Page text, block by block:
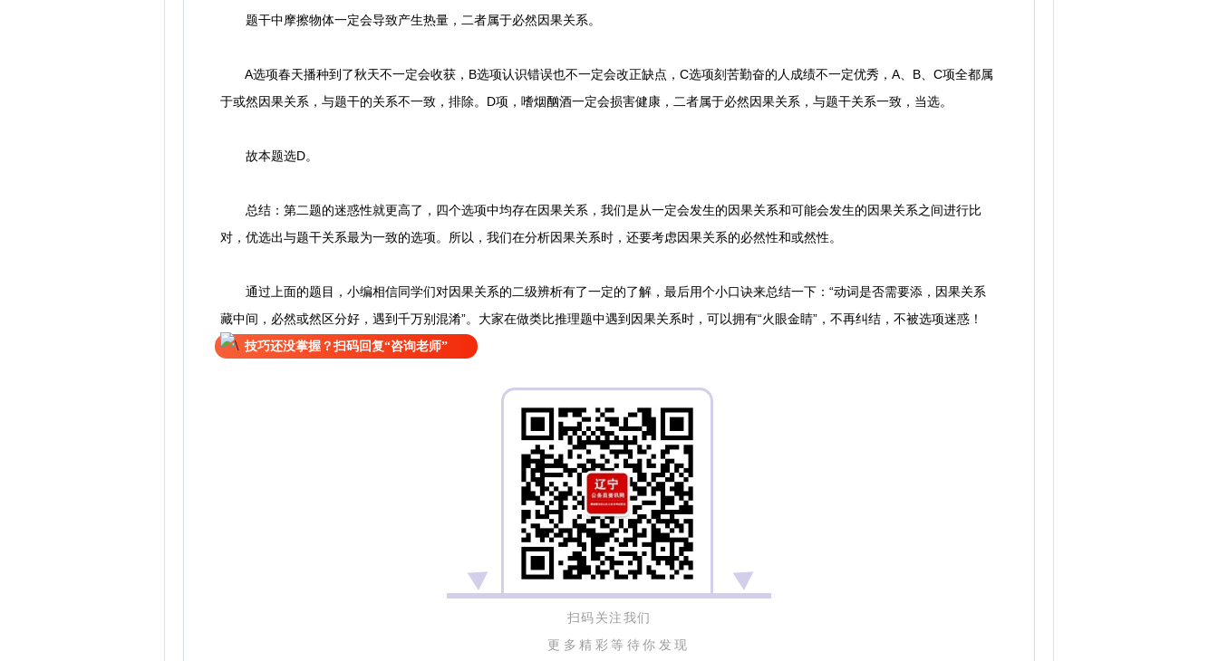
题干中摩擦物体一定会导致产生热量，二者属于必然因果关系。
A选项春天播种到了秋天不一定会收获，B选项认识错误也不一定会改正缺点，C选项刻苦勤奋的人成绩不一定优秀，A、B、C项全都属
于或然因果关系，与题干的关系不一致，排除。D项，嗜烟酗酒一定会损害健康，二者属于必然因果关系，与题干关系一致，当选。
故本题选D。
总结：第二题的迷惑性就更高了，四个选项中均存在因果关系，我们是从一定会发生的因果关系和可能会发生的因果关系之间进行比
对，优选出与题干关系最为一致的选项。所以，我们在分析因果关系时，还要考虑因果关系的必然性和或然性。
通过上面的题目，小编相信同学们对因果关系的二级辨析有了一定的了解，最后用个小口诀来总结一下：“动词是否需要添，因果关系
藏中间，必然或然区分好，遇到千万别混淆”。大家在做类比推理题中遇到因果关系时，可以拥有“火眼金睛”，不再纠结，不被选项迷惑！
技巧还没掌握？扫码回复“咨询老师”
扫码关注我们
更多精彩等待你发现